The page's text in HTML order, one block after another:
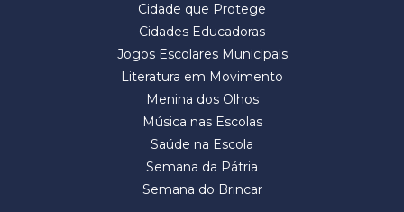
Cidade que Protege
Cidades Educadoras
Jogos Escolares Municipais
Literatura em Movimento
Menina dos Olhos
Música nas Escolas
Saúde na Escola
Semana da Pátria
Semana do Brincar